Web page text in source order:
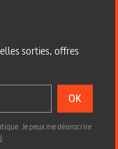
sorties, offres
OK
Je peux me désinscrire
.